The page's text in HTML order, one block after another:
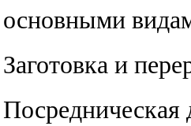
основными
Заготовка и
Посредническая